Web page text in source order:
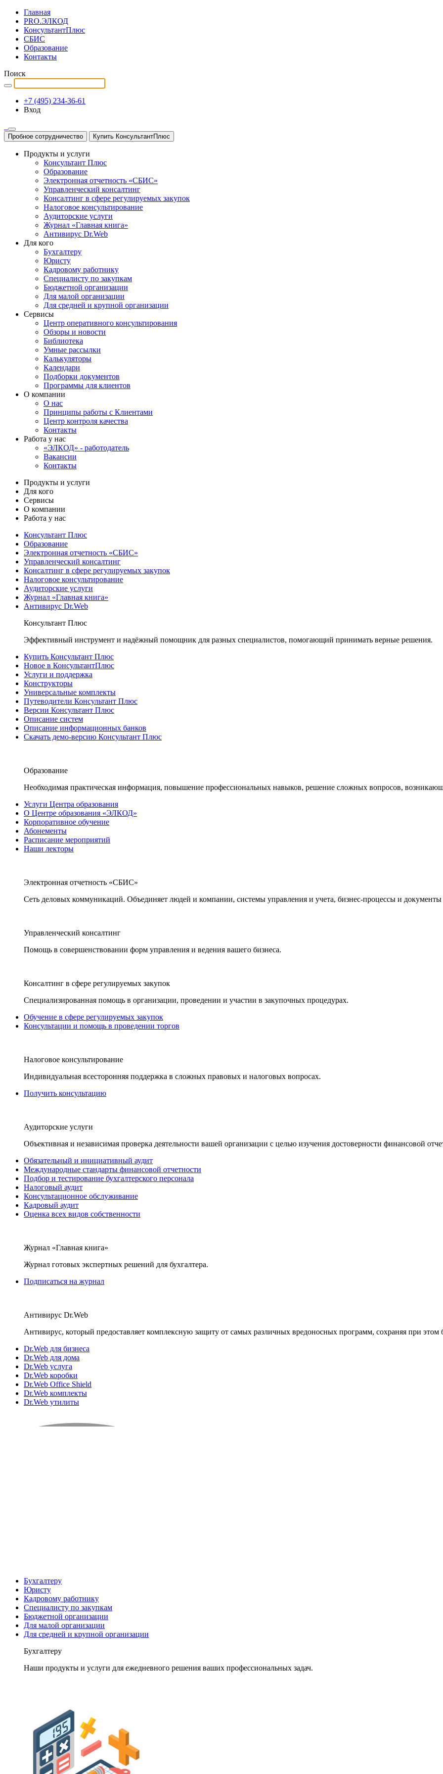
Главная
PRO.ЭЛКОД
КонсультантПлюс
СБИС
Образование
Контакты
Поиск
+7 (495) 234-36-61
Вход
Пробное сотрудничество Купить КонсультантПлюс
Продукты и услуги
Консультант Плюс
Образование
Электронная отчетность «СБИС»
Управленческий консалтинг
Консалтинг в сфере регулируемых закупок
Налоговое консультирование
Аудиторские услуги
Журнал «Главная книга»
Антивирус Dr.Web
Для кого
Бухгалтеру
Юристу
Кадровому работнику
Специалисту по закупкам
Бюджетной организации
Для малой организации
Для средней и крупной организации
Сервисы
Центр оперативного консультирования
Обзоры и новости
Библиотека
Умные рассылки
Калькуляторы
Календари
Подборки документов
Программы для клиентов
О компании
О нас
Принципы работы с Клиентами
Центр контроля качества
Контакты
Работа у нас
«ЭЛКОД» - работодатель
Вакансии
Контакты
Продукты и услуги
Для кого
Сервисы
О компании
Работа у нас
Консультант Плюс
Образование
Электронная отчетность «СБИС»
Управленческий консалтинг
Консалтинг в сфере регулируемых закупок
Налоговое консультирование
Аудиторские услуги
Журнал «Главная книга»
Антивирус Dr.Web
Консультант Плюс
Эффективный инструмент и надёжный помощник для разных специалистов, помогающий принимать верные решения.
Купить Консультант Плюс
Новое в КонсультантПлюс
Услуги и поддержка
Конструкторы
Универсальные комплекты
Путеводители Консультант Плюс
Версии Консультант Плюс
Описание систем
Описание информационных банков
Скачать демо-версию Консультант Плюс
Образование
Необходимая практическая информация, повышение профессиональных навыков, решение сложных вопросов,
Услуги Центра образования
О Центре образования «ЭЛКОД»
Корпоративное обучение
Абонементы
Расписание мероприятий
Наши лекторы
Электронная отчетность «СБИС»
Сеть деловых коммуникаций. Объединяет людей и компании, системы управления и учета, бизнес-процессы и документы
Управленческий консалтинг
Помощь в совершенствовании форм управления и ведения вашего бизнеса.
Консалтинг в сфере регулируемых закупок
Специализированная помощь в организации, проведении и участии в закупочных процедурах.
Обучение в сфере регулируемых закупок
Консультации и помощь в проведении торгов
Налоговое консультирование
Индивидуальная всесторонняя поддержка в сложных правовых и налоговых вопросах.
Получить консультацию
Аудиторские услуги
Объективная и независимая проверка деятельности вашей организации с целью изучения достоверности финансовой
Обязательный и инициативный аудит
Международные стандарты финансовой отчетности
Подбор и тестирование бухгалтерского персонала
Налоговый аудит
Консультационное обслуживание
Кадровый аудит
Оценка всех видов собственности
Журнал «Главная книга»
Журнал готовых экспертных решений для бухгалтера.
Подписаться на журнал
Антивирус Dr.Web
Антивирус, который предоставляет комплексную защиту от самых различных вредоносных программ, сохраняя при этом
Dr.Web для бизнеса
Dr.Web для дома
Dr.Web услуга
Dr.Web коробки
Dr.Web Office Shield
Dr.Web комплекты
Dr.Web утилиты
Бухгалтеру
Юристу
Кадровому работнику
Специалисту по закупкам
Бюджетной организации
Для малой организации
Для средней и крупной организации
Бухгалтеру
Наши продукты и услуги для ежедневного решения ваших профессиональных задач.